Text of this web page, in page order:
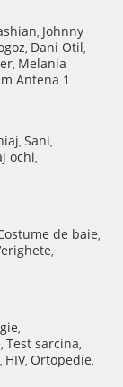
, Johnny
, Dani Otil,
, Melania
Antena 1
, Sani,
ochi,
de baie,
,
,
, Test sarcina,
, HIV, Ortopedie,